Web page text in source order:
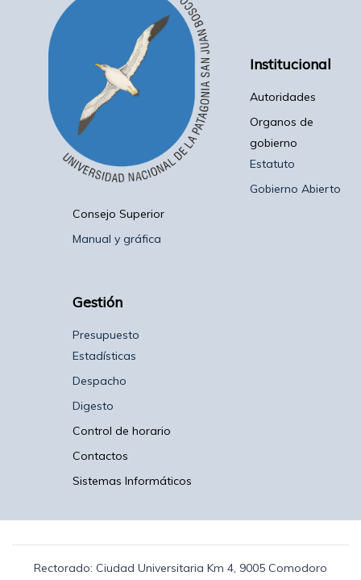
Institucional
Autoridades
Organos de
gobierno
Estatuto
Gobierno Abierto
Consejo Superior
Manual y gráfica
Gestión
Presupuesto
Estadísticas
Despacho
Digesto
Control de horario
Contactos
Sistemas Informáticos
Rectorado: Ciudad Universitaria Km 4, 9005 Comodoro